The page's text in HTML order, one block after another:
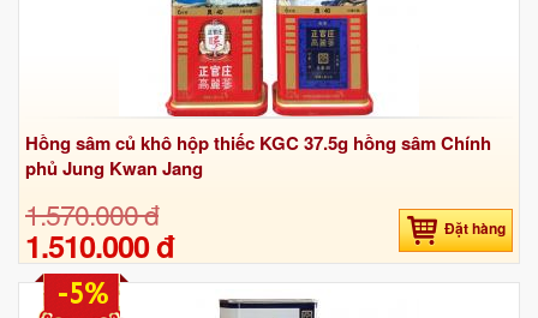
Hồng sâm củ khô hộp thiếc KGC 37.5g hồng sâm Chính
phủ Jung Kwan Jang
1.570.000 đ
1.510.000 đ Đặt hàng
-5%